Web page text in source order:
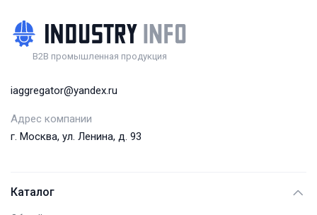
B2B промышленная продукция
iaggregator@yandex.ru
Адрес компании
г. Москва, ул. Ленина, д. 93
Каталог